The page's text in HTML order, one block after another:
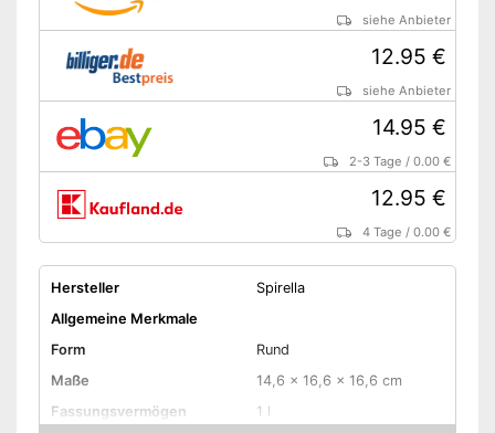
Amazon Lieferzeit
siehe Anbieter siehe Anbieter
12.95 €
siehe Anbieter
14.95 €
2-3 Tage /0.00 €
12.95 €
4 Tage /0.00 €
Hersteller
Spirella
Allgemeine Merkmale
Form
Rund
Maße
14,6 x 16,6 x 16,6 cm
Fassungsvermögen
1 l